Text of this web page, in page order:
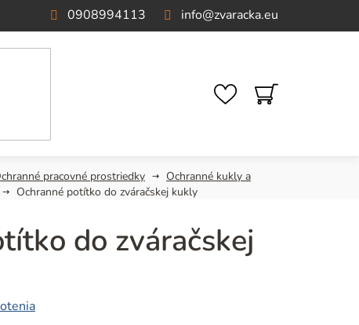
info@zvaracka.eu
0908994113
NÁKUPNÝ
KOŠÍK
pracovné prostriedky
Ochranné kukly a
Ochranné potítko do zváračskej kukly
do zváračskej